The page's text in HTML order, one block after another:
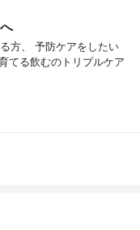
方、 予防ケアをしたい
飲むのトリプルケア